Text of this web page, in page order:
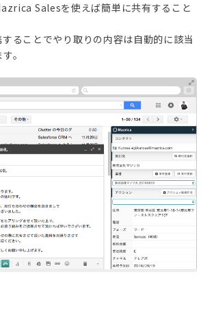
Salesを使えば簡単に共有すること
ることでやり取りの内容は自動的に該当
。